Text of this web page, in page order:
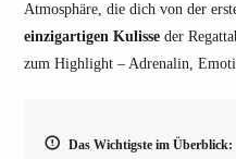
Atmosphäre, die dich von der
einzigartigen Kulisse der
zum Highlight – Adrenalin,
Das Wichtigste im Überblick: